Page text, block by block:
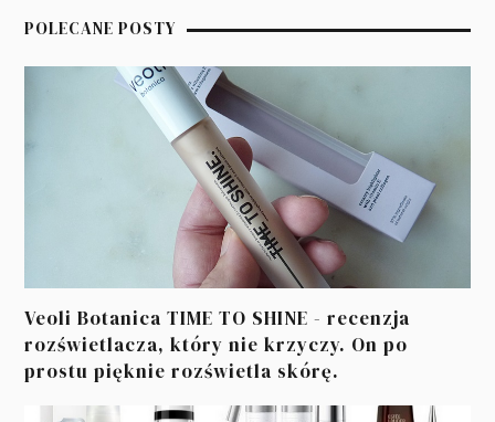
POLECANE POSTY
Veoli Botanica TIME TO SHINE - recenzja
rozświetlacza, który nie krzyczy. On po
prostu pięknie rozświetla skórę.